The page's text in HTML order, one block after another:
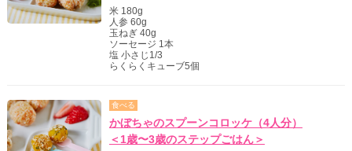
米 180g
人参 60g
玉ねぎ 40g
ソーセージ 1本
塩 小さじ1/3
らくらくキューブ5個
食べる
かぼちゃのスプーンコロッケ（4人分）
＜1歳〜3歳のステップごはん＞